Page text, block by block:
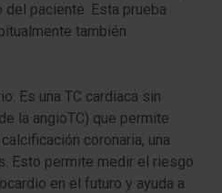
paciente. Esta prueba
también
Es una TC cardiaca sin
la angioTC) que permite
coronaria, una
Esto permite medir el riesgo
en el futuro y ayuda a